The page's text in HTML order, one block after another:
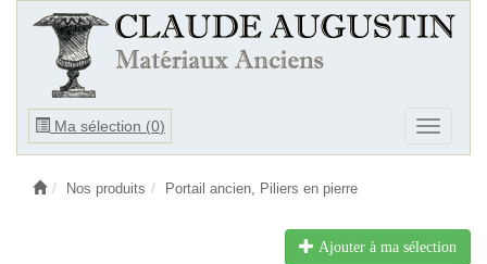
Ma sélection (0)
Ouvrir
Ouvrir
le
Nos produits Portail ancien, Piliers en pierre
Ajouter à ma sélection